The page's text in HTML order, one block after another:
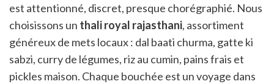
est attentionné, discret, presque chorégraphié. Nous
choisissons un thali royal rajasthani, assortiment
généreux de mets locaux : dal baati churma, gatte ki
sabzi, curry de légumes, riz au cumin, pains frais et
pickles maison. Chaque bouchée est un voyage dans